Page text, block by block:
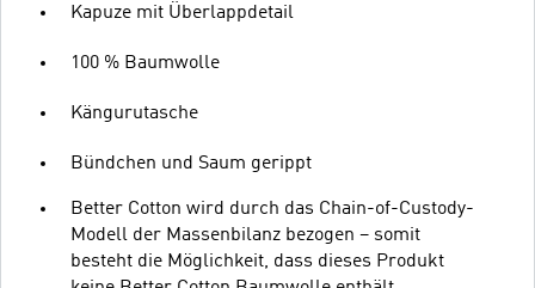
Kapuze mit Überlappdetail
100 % Baumwolle
Kängurutasche
Bündchen und Saum gerippt
Better Cotton wird durch das Chain-of-Custody-
Modell der Massenbilanz bezogen – somit
besteht die Möglichkeit, dass dieses Produkt